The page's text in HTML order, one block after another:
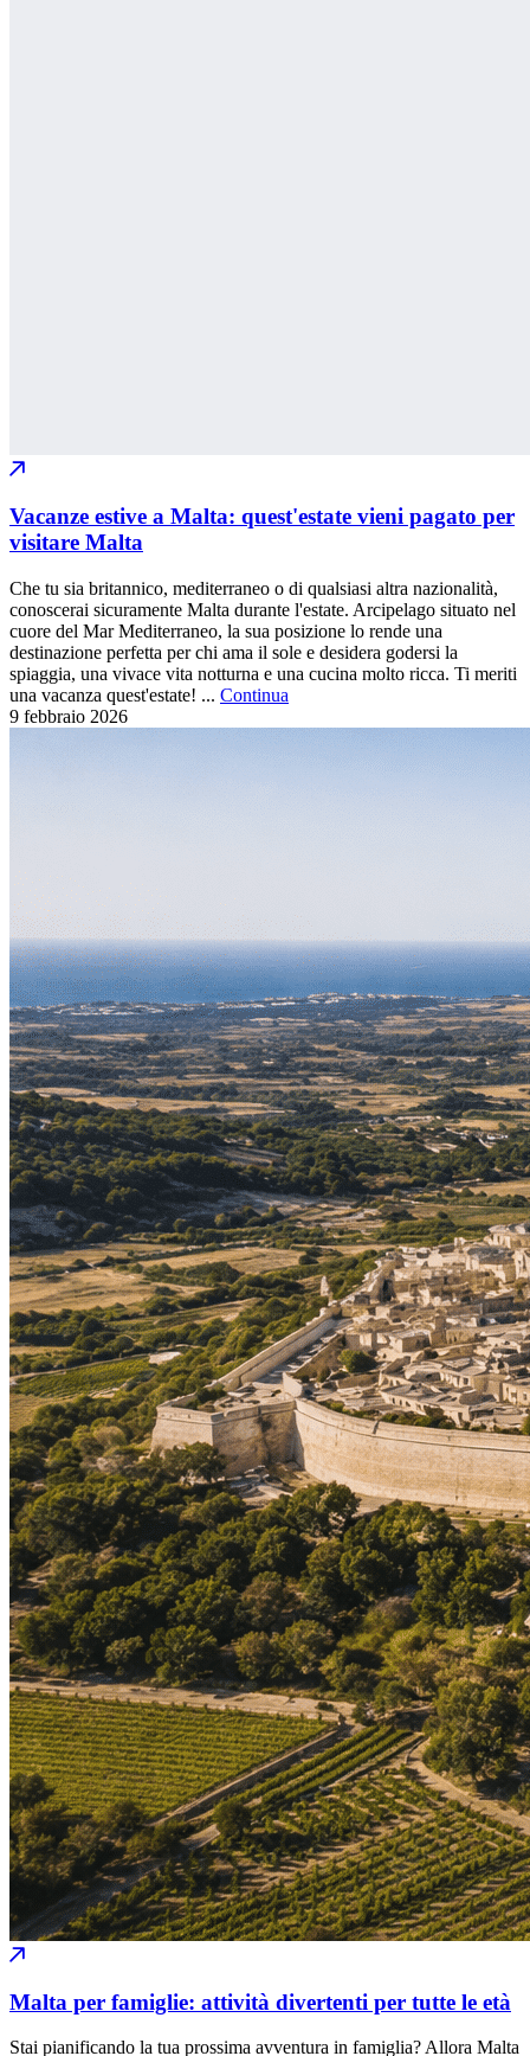
Vacanze estive a Malta: quest'estate vieni pagato per
visitare Malta
Che tu sia britannico, mediterraneo o di qualsiasi altra nazionalità,
conoscerai sicuramente Malta durante l'estate. Arcipelago situato nel
cuore del Mar Mediterraneo, la sua posizione lo rende una
destinazione perfetta per chi ama il sole e desidera godersi la
spiaggia, una vivace vita notturna e una cucina molto ricca. Ti meriti
una vacanza quest'estate! ... Continua
9 febbraio 2026
Malta per famiglie: attività divertenti per tutte le età
Stai pianificando la tua prossima avventura in famiglia? Allora Malta